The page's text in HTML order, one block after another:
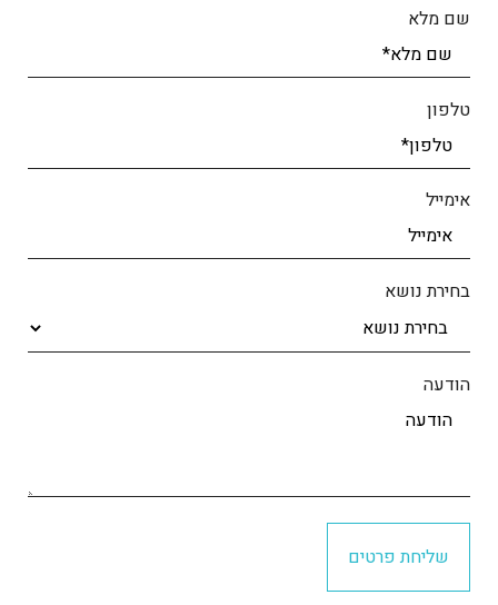
שם מלא
טלפון
אימייל
בחירת נושא
הודעה
שליחת פרטים